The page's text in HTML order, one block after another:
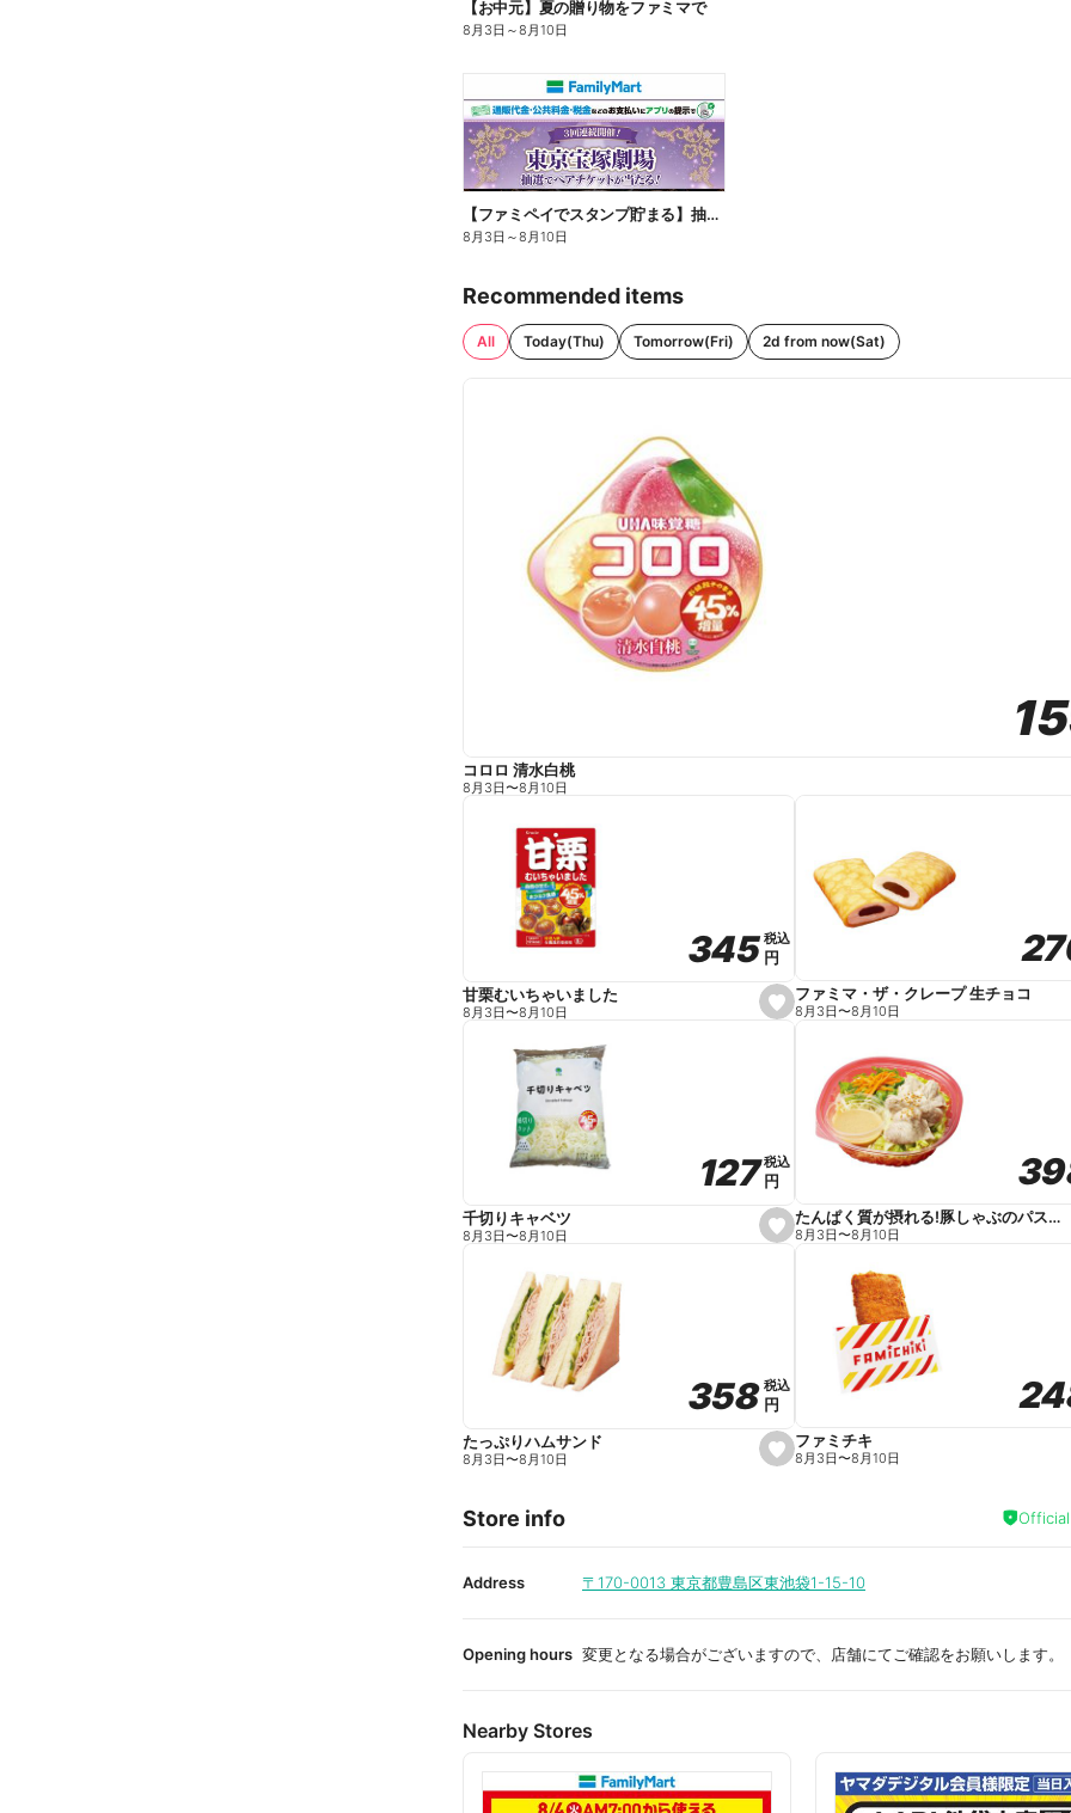
【お中元】夏の贈り物をファミマで
8月3日 ～8月10日
【ファミペイでスタンプ貯まる】抽選でペアチケットが当たる!
8月3日 ～8月10日
Recommended items
All Today(Thu) Tomorrow(Fri) 2d from now(Sat)
コロロ 清水白桃
8月3日〜8月10日
s
e
e
345
345税込
税込
円
円
甘栗むいちゃいました
8月3日〜8月10日
ファミマ・ザ・クレープ 生チョコ
8月3日〜8月10日
s
e
e
127
127税込
税込
円
円
千切りキャベツ
8月3日〜8月10日
たんぱく質が摂れる!豚しゃぶのパスタサラダ
8月3日〜8月10日
s
e
i
t
358
358税込
税込
円
円
たっぷりハムサンド
8月3日〜8月10日
ファミチキ
8月3日〜8月10日
Store info
Address 〒170-0013 東京都豊島区東池袋1-15-10
Opening hours 変更となる場合がございますので、店舗にてご確認をお願いします。
Nearby Stores